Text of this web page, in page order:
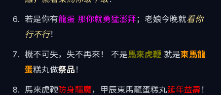
若是你有龍蛋 那你就勇猛澎拜 ；老娘今晚就看你
行不行！
機不可失，失不再來！ 不是馬來虎鞭 就是東馬龍
蛋糕丸做祭品 ！
馬來虎鞭防身驅魔，甲辰東馬龍蛋糕丸延年益壽 ！